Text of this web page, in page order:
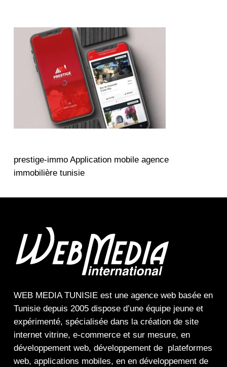
prestige-immo Application mobile agence
immobilière tunisie
WEB MEDIA TUNISIEest une agence webbasée en
Tunisie depuis 2005 dispose d’une équipe jeune et
expérimenté, spécialisée dans la création de site
internet vitrine, e-commerceet sur mesure, en
développement web, développement de plateformes
web, applications mobiles, en en développement de